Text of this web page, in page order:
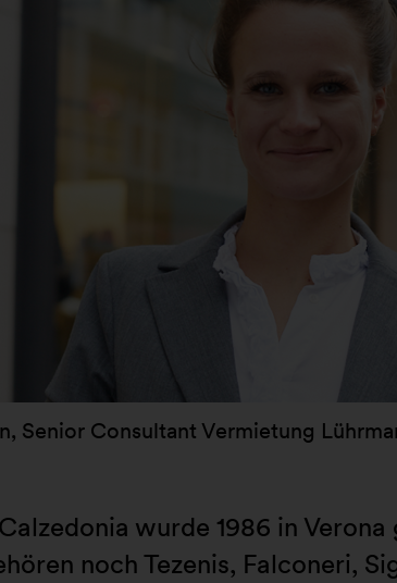
Senior Consultant Vermietung
wurde 1986 in
noch Tezenis, Falconeri,